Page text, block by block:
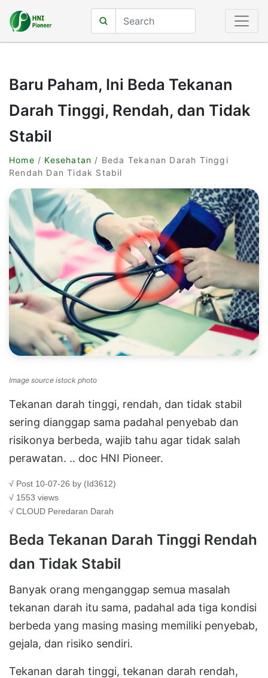
Baru Paham, Ini Beda Tekanan
Darah Tinggi, Rendah, dan Tidak
Stabil
Home / Kesehatan / Beda Tekanan Darah Tinggi
Rendah Dan Tidak Stabil
Image source istock photo
Tekanan darah tinggi, rendah, dan tidak stabil
sering dianggap sama padahal penyebab dan
risikonya berbeda, wajib tahu agar tidak salah
perawatan. .. doc HNI Pioneer.
√ Post 10-07-26 by (Id3612)
√ 1553 views
√ CLOUD Peredaran Darah
Beda Tekanan Darah Tinggi Rendah
dan Tidak Stabil
Banyak orang menganggap semua masalah
tekanan darah itu sama, padahal ada tiga kondisi
berbeda yang masing masing memiliki penyebab,
gejala, dan risiko sendiri.
Tekanan darah tinggi, tekanan darah rendah,